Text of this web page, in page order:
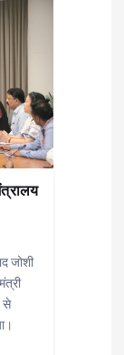
जोशी
से